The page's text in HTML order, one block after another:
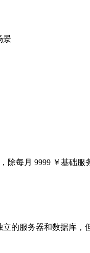
景
除每月 9999 ￥基础
的服务器和数据库